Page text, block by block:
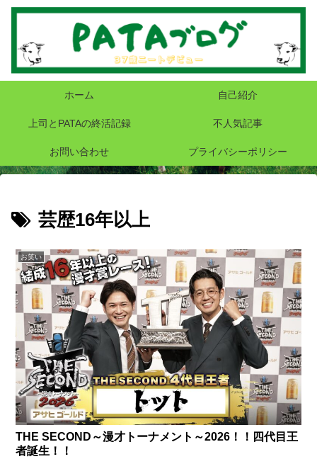
ホーム 自己紹介
上司とPATAの終活記録 不人気記事
お問い合わせ プライバシーポリシー
芸歴16年以上
お笑い
THE SECOND～漫才トーナメント～2026！！四代目王
者誕生！！